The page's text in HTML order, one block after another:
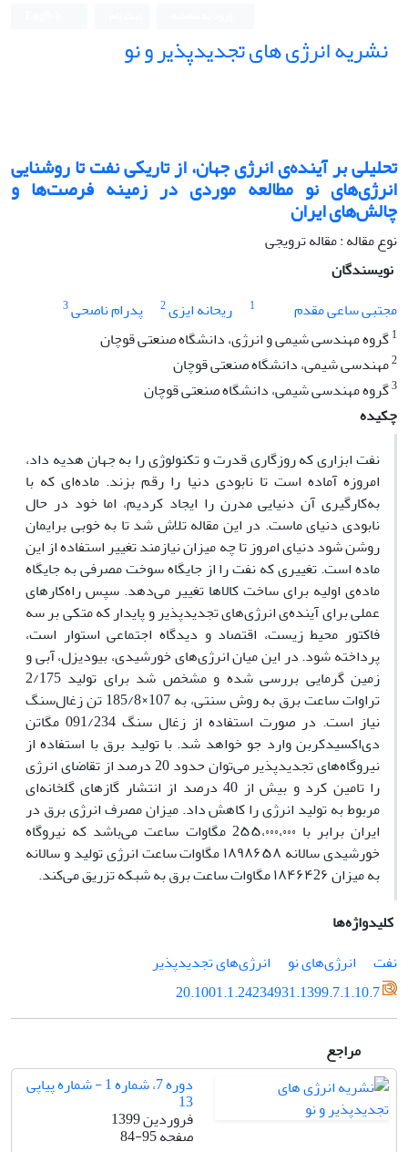
نشریه انرژی های تجدیدپذیر و نو
تحلیلی بر آینده‌ی انرژی جهان، از تاریکی نفت تا روشنایی
انرژی‌های نو مطالعه موردی در زمینه فرصت‌ها و
چالش‌های ایران
نوع مقاله : مقاله ترویجی
نویسندگان
مجتبی ساعی مقدم
1 ریحانه ایزی2 پدرام ناصحی3
1گروه مهندسی شیمی و انرژی، دانشگاه صنعتی قوچان
2مهندسی شیمی، دانشگاه صنعتی قوچان
3گروه مهندسی شیمی، دانشگاه صنعتی قوچان
چکیده
نفت ابزاری که روزگاری قدرت و تکنولوژی را به جهان هدیه داد،
امروزه آماده است تا نابودی دنیا را رقم بزند. ماده‌ای که با
به‌کارگیری‌ آن دنیایی مدرن را ایجاد کردیم، اما خود در حال
نابودی دنیای ماست. در این مقاله تلاش شد تا به خوبی برایمان
روشن شود دنیای امروز تا چه میزان نیازمند تغییر استفاده از این
ماده است. تغییری که نفت را از جایگاه سوخت مصرفی به جایگاه
ماده‌ی اولیه برای ساخت کالا‌ها تغییر می‌دهد. سپس راه‌کارهای
عملی برای آینده‌ی انرژی‌های تجدیدپذیر و پایدار که متکی بر سه
فاکتور محیط زیست، اقتصاد و دیدگاه اجتماعی استوار است،
پرداخته شود. در این میان انرژی‌های خورشیدی، بیودیزل، آبی و
زمین گرمایی بررسی شده و مشخص شد برای تولید 2/175
تراوات ساعت برق به روش سنتی، به 107×185/8 تن زغال‌سنگ
نیاز است. در صورت استفاده از زغال سنگ 091/234 مگاتن
دی‌اکسیدکربن وارد جو خواهد شد. با تولید برق با استفاده از
نیروگاه‌های تجدیدپذیر می‌توان حدود 20 درصد از تقاضای انرژی
را تامین کرد و بیش از 40 درصد از انتشار گازهای گلخانه‌ای
مربوط به تولید انرژی را کاهش داد. میزان مصرف انرژی برق در
ایران برابر با 2۵۵،۰۰۰،۰۰۰ مگاوات ساعت می‌باشد که نیروگاه
خورشیدی سالانه ۱۸۹۸۶۵۸ مگاوات ساعت انرژی تولید و سالانه
به میزان ۱۸۴۶۴2۶ مگاوات ساعت برق به شبکه تزریق می‌کند.
کلیدواژه‌ها
نفت
انرژی‌های نو
انرژی‌های تجدید‌پذیر
20.1001.1.24234931.1399.7.1.10.7
مراجع
دوره 7، شماره 1 - شماره پیاپی
13
فروردین 1399
صفحه84-95